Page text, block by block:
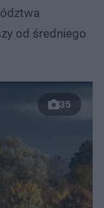
od średniego
35